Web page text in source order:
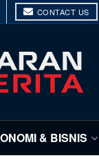
CONTACT US
& BISNIS